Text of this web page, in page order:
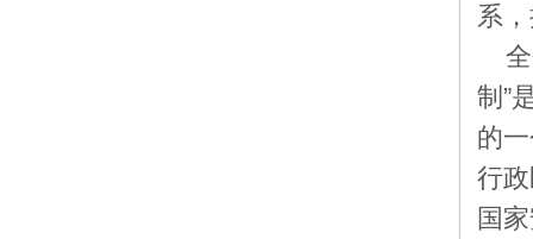
系
制”
的
行
国